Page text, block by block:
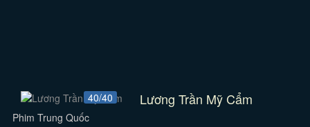
40/40 Lương Trần Mỹ Cẩm
Phim Trung Quốc